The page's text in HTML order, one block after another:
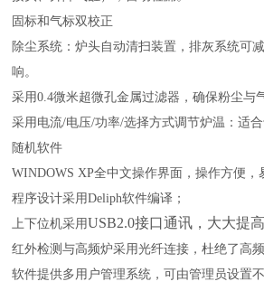
固标和气标双校正
除尘系统：炉头自动清扫装置，排灰系统可
响。
采用0.4微米超微孔金属过滤器，确保粉尘与
采用电流/电压/功率/选择方式调节炉温：适合
随机软件
WINDOWS XP全中文操作界面，操作方便，
程序设计采用Deliph软件编译；
上下位机采用USB2.0接口通讯，大大提
红外检测与高频炉采用光纤连接，杜绝了高频
软件提供多用户管理系统，可由管理员设置